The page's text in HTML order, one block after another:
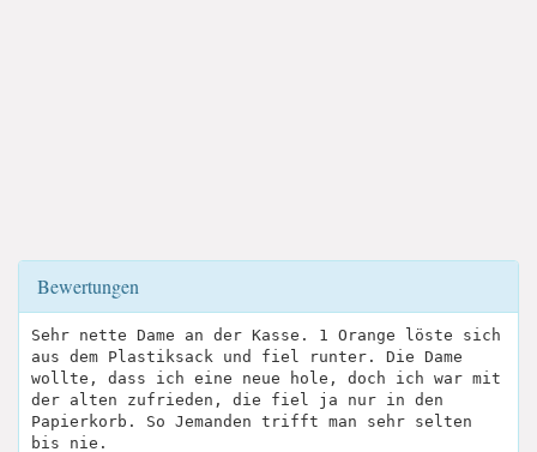
Bewertungen
Sehr nette Dame an der Kasse. 1 Orange löste sich
aus dem Plastiksack und fiel runter. Die Dame
wollte, dass ich eine neue hole, doch ich war mit
der alten zufrieden, die fiel ja nur in den
Papierkorb. So Jemanden trifft man sehr selten
bis nie.